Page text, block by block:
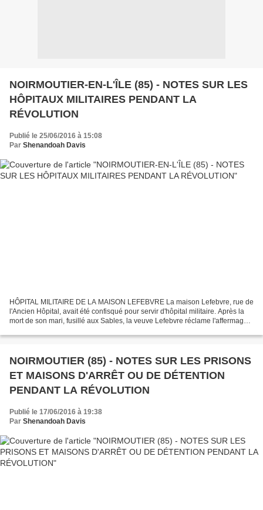
NOIRMOUTIER-EN-L'ÎLE (85) - NOTES SUR LES
HÔPITAUX MILITAIRES PENDANT LA
RÉVOLUTION
Publié le 25/06/2016 à 15:08
Par Shenandoah Davis
HÔPITAL MILITAIRE DE LA MAISON LEFEBVRE La maison Lefebvre, rue de
l'Ancien Hôpital, avait été confisqué pour servir d'hôpital militaire. Après la
mort de son mari, fusillé aux Sables, la veuve Lefebvre réclame l'affermage
NOIRMOUTIER (85) - NOTES SUR LES PRISONS
ET MAISONS D'ARRÊT OU DE DÉTENTION
PENDANT LA RÉVOLUTION
Publié le 17/06/2016 à 19:38
Par Shenandoah Davis